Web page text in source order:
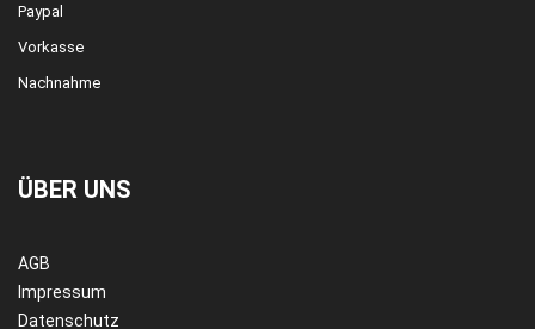
Paypal
Vorkasse
Nachnahme
ÜBER UNS
AGB
Impressum
Datenschutz